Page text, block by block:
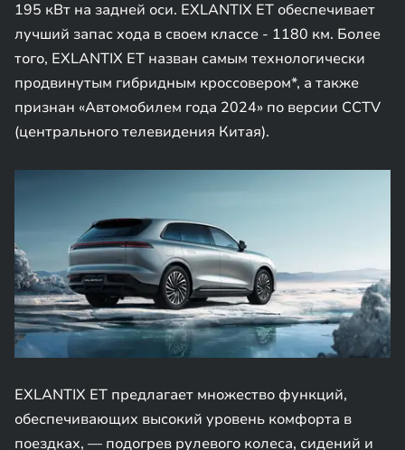
195 кВт на задней оси. EXLANTIX ET обеспечивает
лучший запас хода в своем классе - 1180 км. Более
того, EXLANTIX ET назван самым технологически
продвинутым гибридным кроссовером*, а также
признан «Автомобилем года 2024» по версии CCTV
(центрального телевидения Китая).
EXLANTIX ET предлагает множество функций,
обеспечивающих высокий уровень комфорта в
поездках, — подогрев рулевого колеса, сидений и